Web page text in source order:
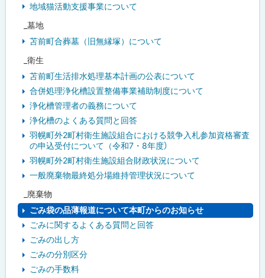
地域猫活動支援事業について
_墓地
苫前町合葬墓（旧無縁塚）について
_衛生
苫前町生活排水処理基本計画の公表について
合併処理浄化槽設置整備事業補助制度について
浄化槽管理者の義務について
浄化槽のよくある質問と回答
羽幌町外2町村衛生施設組合における競争入札参加資格審査
の申込受付について（令和7・8年度）
羽幌町外2町村衛生施設組合財政状況について
一般廃棄物最終処分場維持管理状況について
_廃棄物
ごみ袋の品薄報道について本町からのお知らせ
ごみに関するよくある質問と回答
ごみの出し方
ごみの分別区分
ごみの手数料